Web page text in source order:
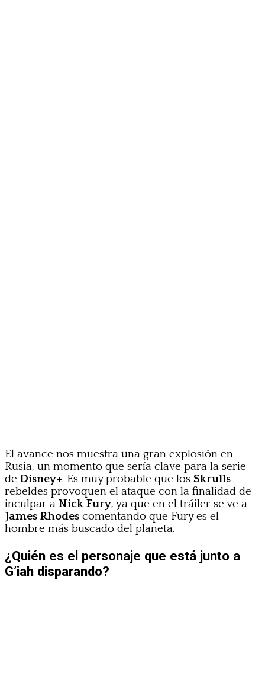
El avance nos muestra una gran explosión en
Rusia, un momento que sería clave para la serie
de Disney+. Es muy probable que los Skrulls
rebeldes provoquen el ataque con la finalidad de
inculpar a Nick Fury, ya que en el tráiler se ve a
James Rhodes comentando que Fury es el
hombre más buscado del planeta.
¿Quién es el personaje que está junto a
G’iah disparando?